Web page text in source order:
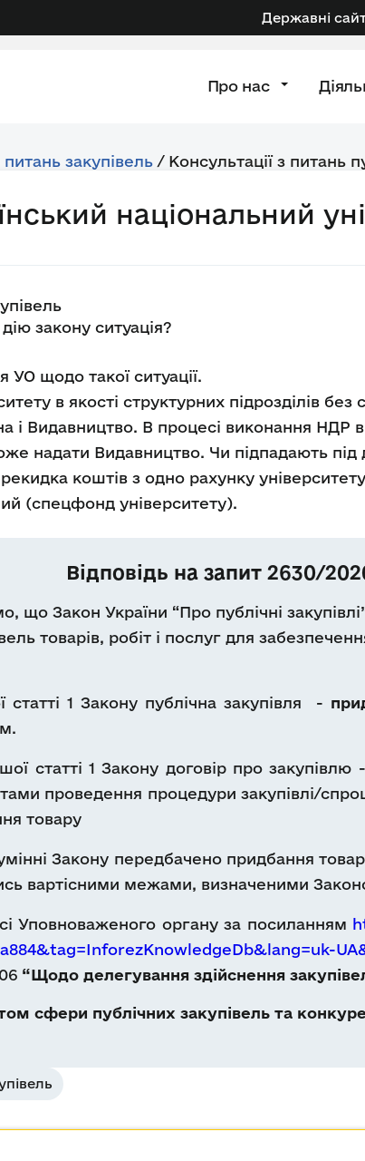
Державні
Про нас
питань закупівель / Консультації з питань
національний
закону ситуація?
УО щодо такої ситуації.
в якості структурних підрозділів
і Видавництво. В процесі виконання НДР
надати Видавництво. Чи підпадають під
коштів з одно рахунку
(спецфонд університету).
Відповідь на запит 2630/
що Закон України “Про публічні
товарів, робіт і послуг для
1 Закону публічна закупівля -
статті 1 Закону договір про
проведення процедури закупівлі/
товару
Закону передбачено придбання
вартісними межами, визначеними
Уповноваженого органу за посиланням
“Щодо делегування здійснення
сфери публічних закупівель та